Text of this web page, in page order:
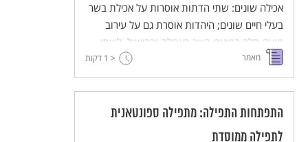
אכילה שונים: שתי הדתות אוסרות על אכילת בשר
בעלי חיים שונים; היהדות אוסרת גם על עירוב
מוצרי חלב במוצרי בשר באכילה ובבישול. לשתי
הדתות גם דיני שחיטת בשר בעלי החיים המותרים
לאכילה. הנצרות, לעומת זאת, אינה מטילה איסורי
אכילה ואין בה דיני שחיטה.
מאמר < 1 דקות
התפתחות התפילה: מתפילה ספונטאנית
לתפילה ממוסדת